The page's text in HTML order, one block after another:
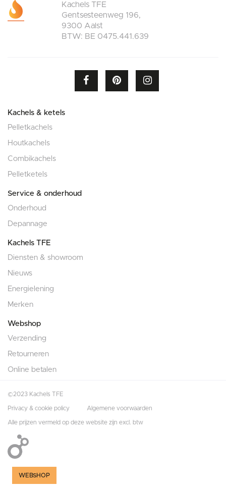
Kachels & ketels
Pelletkachels
Houtkachels
Combikachels
Pelletketels
Service & onderhoud
Onderhoud
Depannage
Kachels TFE
Diensten & showroom
Nieuws
Energielening
Merken
Webshop
Verzending
Retourneren
Online betalen
Kachels TFE
Gentsesteenweg 196,
9300 Aalst
BTW: BE 0475.441.639
©2023 Kachels TFE
Privacy & cookie policy Algemene voorwaarden
Alle prijzen vermeld op deze website zijn excl. btw
WEBSHOP